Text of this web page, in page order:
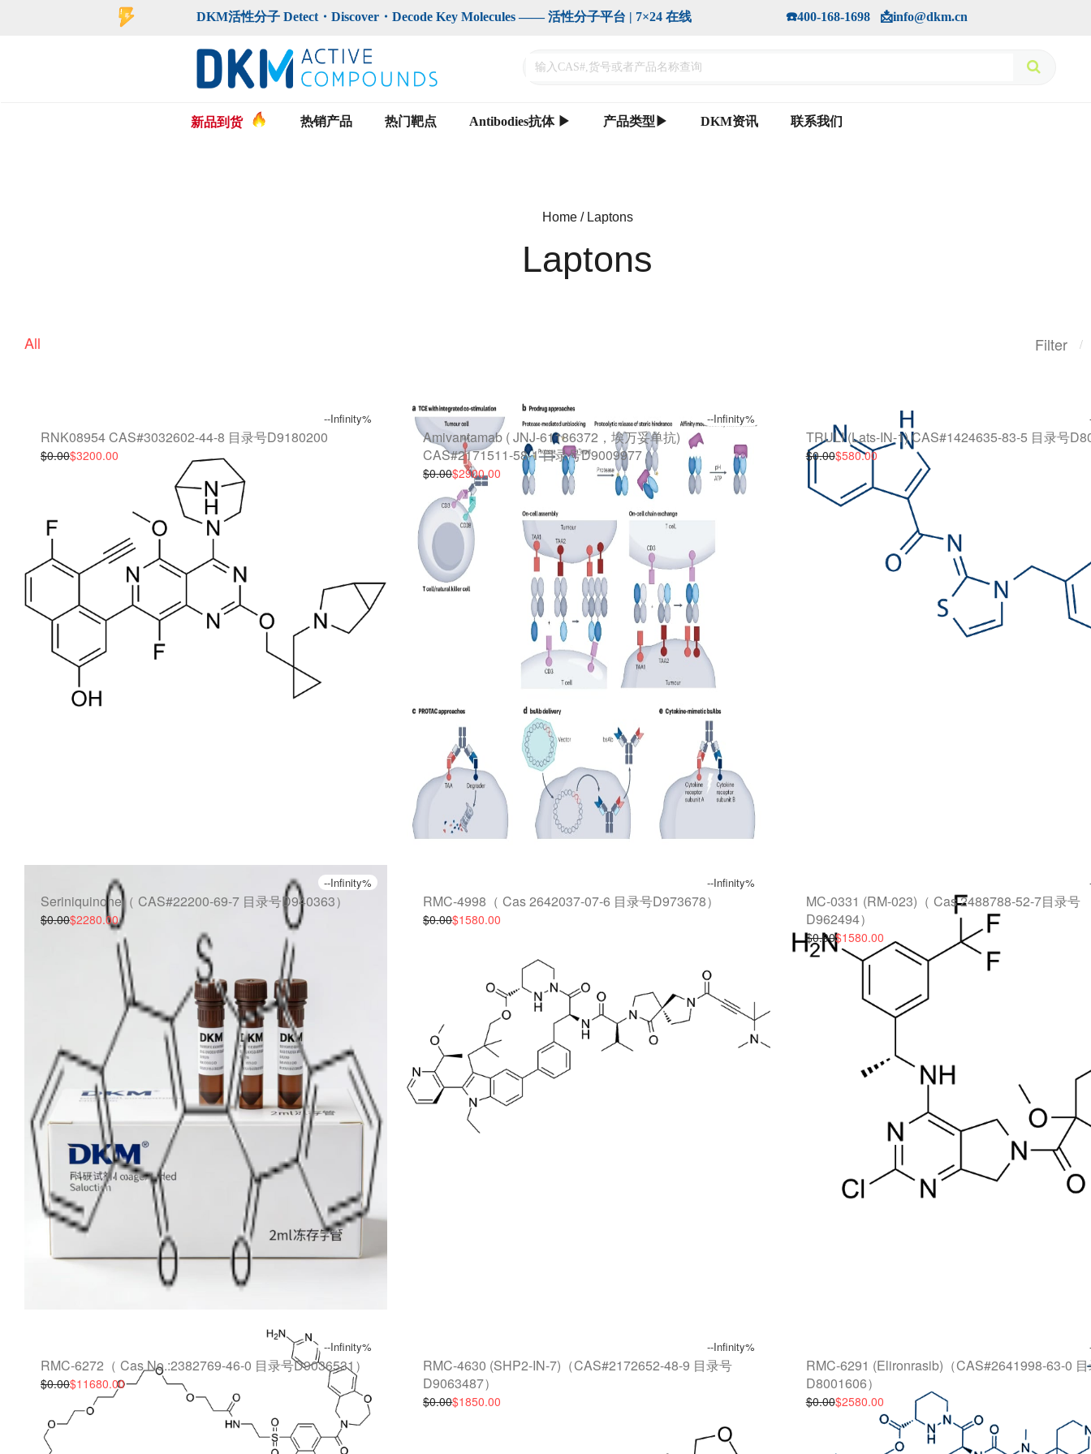
手机版
DKM活性分子 Detect・Discover・Decode Key Molecules —— 活性分子平台 | 7×24 在线                             ☎️400-168-1698   📩info@dkm.cn
新品到货 热销产品 热门靶点 Antibodies抗体 ▶ 产品类型▶ DKM资讯 联系我们
Home / Laptons
Laptons
Filter /
All
Newness
Price: Low to High
$0 - $50
RNK08954 CAS#3032602-44-8 目录号D9180200
$0.00$3200.00
--Infinity%
Amivantamab ( JNJ-61186372，埃万妥单抗)
CAS#2171511-58-1 目录号D9009977
$0.00$2900.00
--Infinity%
TRULI (Lats-IN-1) CAS#1424635-83-5 目录号
$0.00$580.00
Seriniquinone（ CAS#22200-69-7 目录号D940363）
$0.00$2280.00
--Infinity%
RMC-4998（ Cas 2642037-07-6 目录号D973678）
$0.00$1580.00
--Infinity%
MC-0331 (RM-023)（ Cas 2488788-52-7目录号
D962494）
$0.00$1580.00
RMC-6272（ Cas No.:2382769-46-0 目录号D9036531）
$0.00$11680.00
--Infinity%
RMC-4630 (SHP2-IN-7)（CAS#2172652-48-9 目录号
D9063487）
$0.00$1850.00
--Infinity%
RMC-6291 (Elironrasib)（CAS#2641998-63-0
D8001606）
$0.00$2580.00